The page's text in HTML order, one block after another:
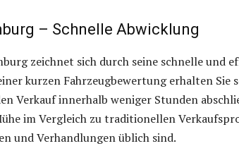
– Schnelle Abwicklung
zeichnet sich durch seine schnelle und
kurzen Fahrzeugbewertung erhalten Sie
Verkauf innerhalb weniger Stunden
im Vergleich zu traditionellen
und Verhandlungen üblich sind.